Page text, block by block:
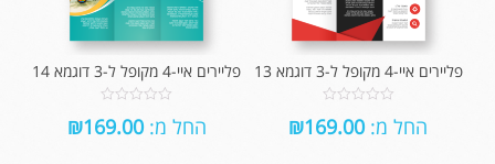
פליירים איי-4 מקופל ל-3 דוגמא 13
out
החל מ: ₪169.00
פליירים איי-4 מקופל ל-3 דוגמא 14
out
החל מ: ₪169.00